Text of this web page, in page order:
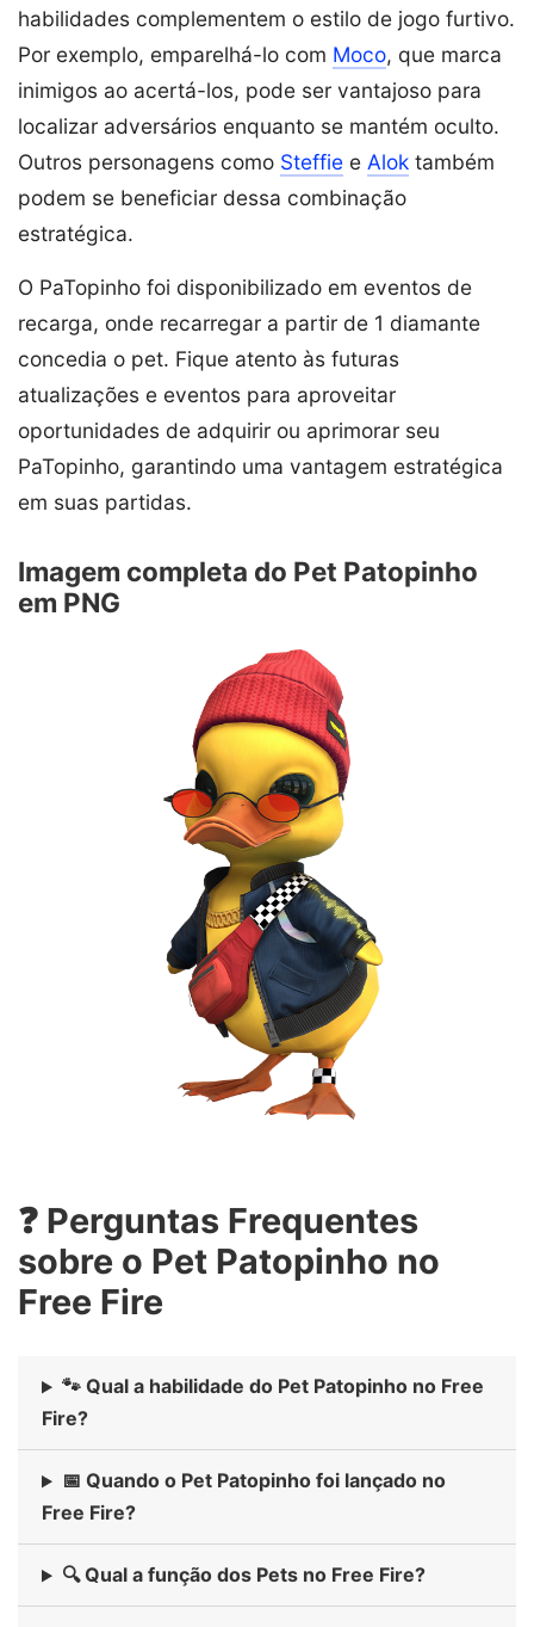
habilidades complementem o estilo de jogo furtivo.
Por exemplo, emparelhá-lo com Moco, que marca
inimigos ao acertá-los, pode ser vantajoso para
localizar adversários enquanto se mantém oculto.
Outros personagens como Steffie e Alok também
podem se beneficiar dessa combinação
estratégica.
O PaTopinho foi disponibilizado em eventos de
recarga, onde recarregar a partir de 1 diamante
concedia o pet. Fique atento às futuras
atualizações e eventos para aproveitar
oportunidades de adquirir ou aprimorar seu
PaTopinho, garantindo uma vantagem estratégica
em suas partidas.
Imagem completa do Pet Patopinho
em PNG
❓ Perguntas Frequentes
sobre o Pet Patopinho no
Free Fire
🐾 Qual a habilidade do Pet Patopinho no Free
Fire?
📅 Quando o Pet Patopinho foi lançado no
Free Fire?
🔍 Qual a função dos Pets no Free Fire?